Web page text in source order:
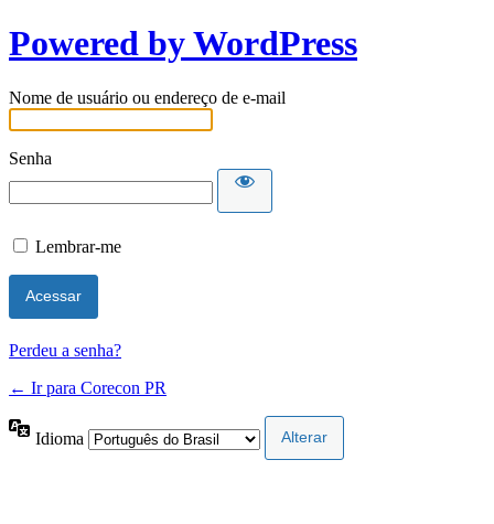
Powered by WordPress
Nome de usuário ou endereço de e-mail
Senha
Lembrar-me
Perdeu a senha?
← Ir para Corecon PR
Idioma